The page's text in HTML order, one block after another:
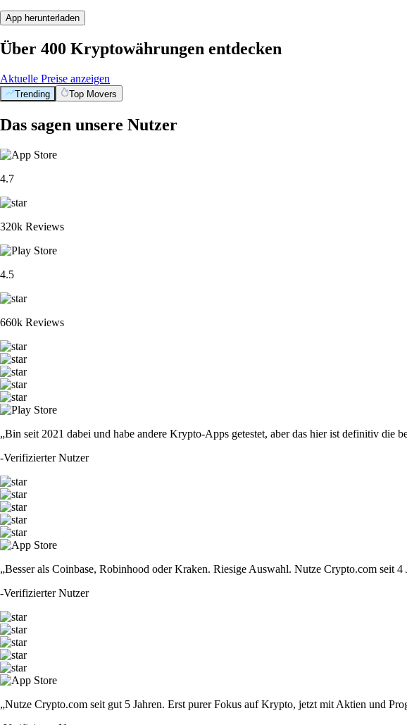
App herunterladen
Über 400 Kryptowährungen entdecken
Aktuelle Preise anzeigen
Trending Top Movers
Das sagen unsere Nutzer
4.7
320k Reviews
4.5
660k Reviews
„Bin seit 2021 dabei und habe andere Krypto-Apps getestet, aber das hier ist definitiv die
-Verifizierter Nutzer
„Besser als Coinbase, Robinhood oder Kraken. Riesige Auswahl. Nutze Crypto.com seit
-Verifizierter Nutzer
„Nutze Crypto.com seit gut 5 Jahren. Erst purer Fokus auf Krypto, jetzt mit Aktien und